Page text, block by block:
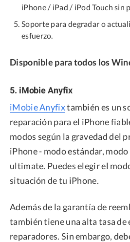
iPhone / iPad / iPod Touch sin
Soporte para degradar o
esfuerzo.
Disponible para todos los
5. iMobie Anyfix
iMobie Anyfixtambién es un
reparación para el iPhone
modos según la gravedad del
iPhone - modo estándar,
ultimate. Puedes elegir el
situación de tu iPhone.
Además de la garantía de
también tiene una alta tasa de
reparadores. Sin embargo,